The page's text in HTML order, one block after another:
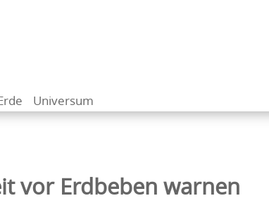
Universum
vor Erdbeben warnen